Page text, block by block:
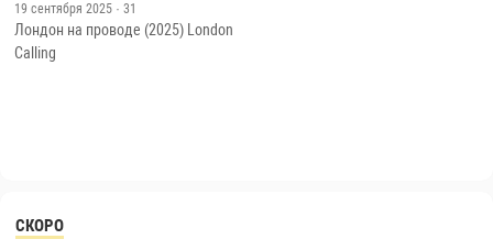
19 сентября 2025 · 31
Лондон на проводе (2025) London
Calling
СКОРО